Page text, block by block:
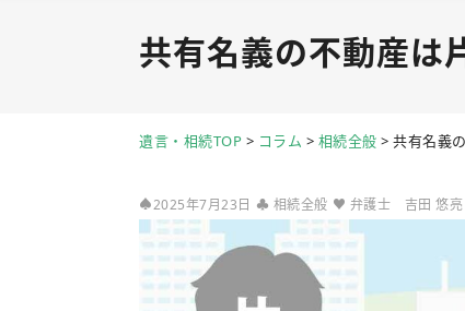
共有名義の不動産は
遺言・相続TOP > コラム > 相続全般 > 共有名義
♠2025年7月23日 ♣ 相続全般 ♥ 弁護士 吉田 悠亮